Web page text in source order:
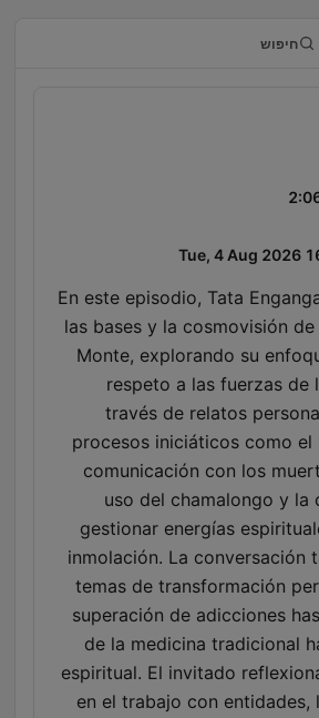
חיפוש
Tue, 4 Aug 2026
En este episodio, Tata
las bases y la cosmovisión
Monte, explorando su
respeto a las fuerzas de
través de relatos
procesos iniciáticos como el
comunicación con los
uso del chamalongo y la
gestionar energías
inmolación. La conversación
temas de transformación
superación de adicciones
de la medicina tradicional
espiritual. El invitado
en el trabajo con entidades,